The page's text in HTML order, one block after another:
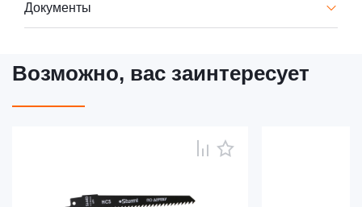
Документы
Возможно, вас заинтересует